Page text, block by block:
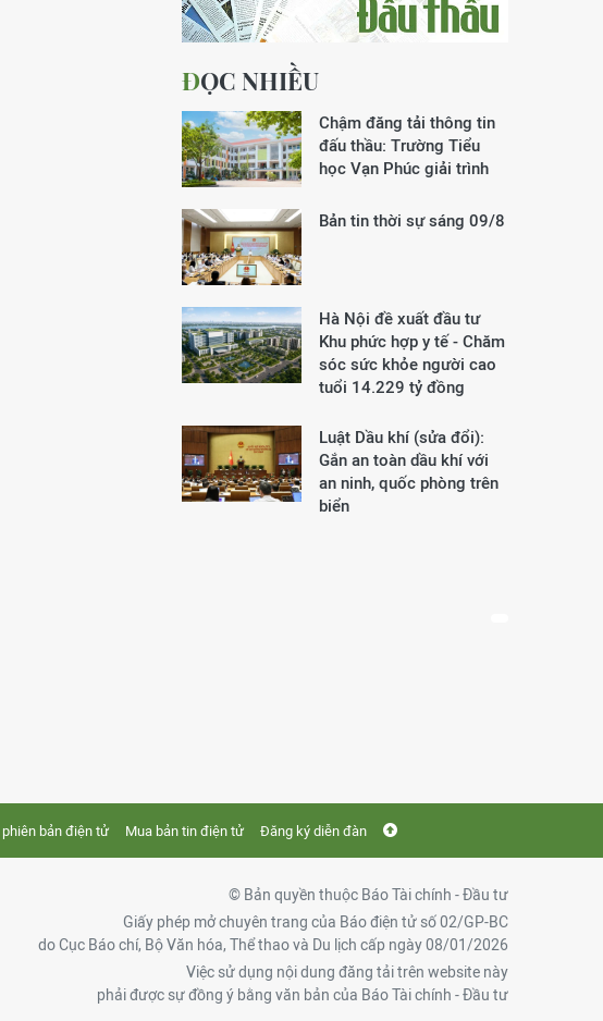
ĐỌC NHIỀU
Chậm đăng tải thông tin
đấu thầu: Trường Tiểu
học Vạn Phúc giải trình
Bản tin thời sự sáng 09/8
Hà Nội đề xuất đầu tư
Khu phức hợp y tế - Chăm
sóc sức khỏe người cao
tuổi 14.229 tỷ đồng
Luật Dầu khí (sửa đổi):
Gắn an toàn dầu khí với
an ninh, quốc phòng trên
biển
bản điện tử Mua bản tin điện tử Đăng ký diễn đàn
© Bản quyền thuộc Báo Tài chính - Đầu tư
Giấy phép mở chuyên trang của Báo điện tử số 02/GP-BC
do Cục Báo chí, Bộ Văn hóa, Thể thao và Du lịch cấp ngày 08/01/2026
Việc sử dụng nội dung đăng tải trên website này
phải được sự đồng ý bằng văn bản của Báo Tài chính - Đầu tư